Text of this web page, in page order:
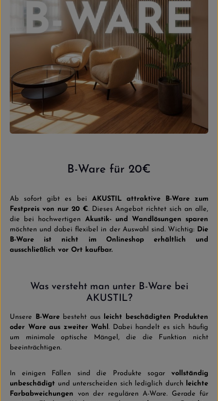
B-Ware für 20€
Ab sofort gibt es bei AKUSTIL attraktive B-Ware zum
Festpreis von nur 20 €. Dieses Angebot richtet sich an alle,
die bei hochwertigen Akustik- und Wandlösungen sparen
möchten und dabei flexibel in der Auswahl sind. Wichtig: Die
B-Ware ist nicht im Onlineshop erhältlich und
ausschließlich vor Ort kaufbar.
Was versteht man unter B-Ware bei
AKUSTIL?
Unsere B-Warebesteht aus leicht beschädigten Produkten
oder Ware aus zweiter Wahl. Dabei handelt es sich häufig
um minimale optische Mängel, die die Funktion nicht
beeinträchtigen.
In einigen Fällen sind die Produkte sogar vollständig
unbeschädigt und unterscheiden sich lediglich durch leichte
Farbabweichungen von der regulären A-Ware. Gerade für